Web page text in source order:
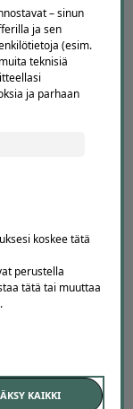
– sinun
ja sen
(esim.
teknisiä
ja parhaan
koskee tätä
perustella
tätä tai muuttaa
KAIKKI